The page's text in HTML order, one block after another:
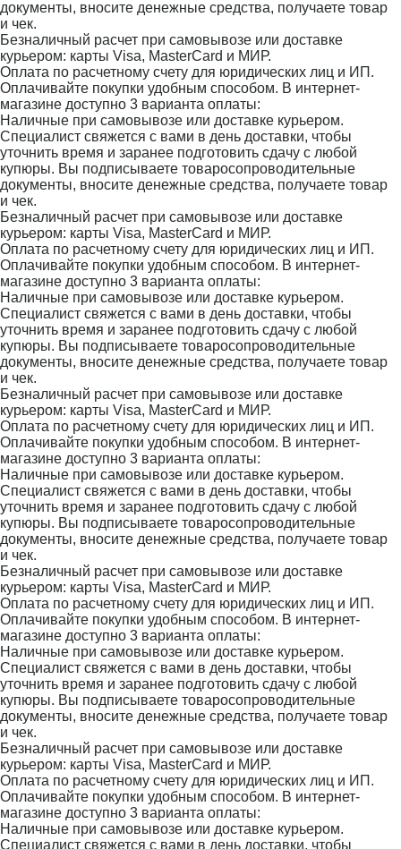
документы, вносите денежные средства, получаете товар
и чек.
Безналичный расчет при самовывозе или доставке
курьером: карты Visa, MasterCard и МИР.
Оплата по расчетному счету для юридических лиц и ИП.
Оплачивайте покупки удобным способом. В интернет-
магазине доступно 3 варианта оплаты:
Наличные при самовывозе или доставке курьером.
Специалист свяжется с вами в день доставки, чтобы
уточнить время и заранее подготовить сдачу с любой
купюры. Вы подписываете товаросопроводительные
документы, вносите денежные средства, получаете товар
и чек.
Безналичный расчет при самовывозе или доставке
курьером: карты Visa, MasterCard и МИР.
Оплата по расчетному счету для юридических лиц и ИП.
Оплачивайте покупки удобным способом. В интернет-
магазине доступно 3 варианта оплаты:
Наличные при самовывозе или доставке курьером.
Специалист свяжется с вами в день доставки, чтобы
уточнить время и заранее подготовить сдачу с любой
купюры. Вы подписываете товаросопроводительные
документы, вносите денежные средства, получаете товар
и чек.
Безналичный расчет при самовывозе или доставке
курьером: карты Visa, MasterCard и МИР.
Оплата по расчетному счету для юридических лиц и ИП.
Оплачивайте покупки удобным способом. В интернет-
магазине доступно 3 варианта оплаты:
Наличные при самовывозе или доставке курьером.
Специалист свяжется с вами в день доставки, чтобы
уточнить время и заранее подготовить сдачу с любой
купюры. Вы подписываете товаросопроводительные
документы, вносите денежные средства, получаете товар
и чек.
Безналичный расчет при самовывозе или доставке
курьером: карты Visa, MasterCard и МИР.
Оплата по расчетному счету для юридических лиц и ИП.
Оплачивайте покупки удобным способом. В интернет-
магазине доступно 3 варианта оплаты:
Наличные при самовывозе или доставке курьером.
Специалист свяжется с вами в день доставки, чтобы
уточнить время и заранее подготовить сдачу с любой
купюры. Вы подписываете товаросопроводительные
документы, вносите денежные средства, получаете товар
и чек.
Безналичный расчет при самовывозе или доставке
курьером: карты Visa, MasterCard и МИР.
Оплата по расчетному счету для юридических лиц и ИП.
Оплачивайте покупки удобным способом. В интернет-
магазине доступно 3 варианта оплаты:
Наличные при самовывозе или доставке курьером.
Специалист свяжется с вами в день доставки, чтобы